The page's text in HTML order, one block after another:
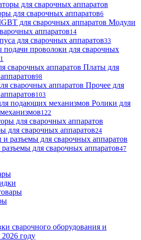
для сварочных аппаратов6
Модули
аппаратов14
для сварочных аппаратов33
проволоки для сварочных
Платы для
98
Прочее для
103
Ролики для
122
для сварочных аппаратов24
для сварочных аппаратов47